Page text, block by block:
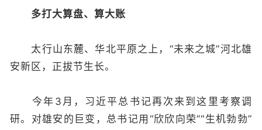
多打大算盘、算大账
太行山东麓、华北平原之上，“未来之城”河北雄
安新区，正拔节生长。
今年3月，习近平总书记再次来到这里考察调
研。对雄安的巨变，总书记用“欣欣向荣”“生机勃勃”